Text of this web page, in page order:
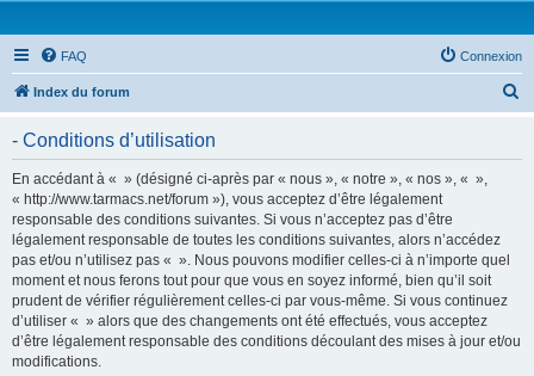
FAQ Connexion
Index du forum
- Conditions d’utilisation
En accédant à « » (désigné ci-après par « nous », « notre », « nos », « »,
« http://www.tarmacs.net/forum »), vous acceptez d’être légalement
responsable des conditions suivantes. Si vous n’acceptez pas d’être
légalement responsable de toutes les conditions suivantes, alors n’accédez
pas et/ou n’utilisez pas « ». Nous pouvons modifier celles-ci à n’importe quel
moment et nous ferons tout pour que vous en soyez informé, bien qu’il soit
prudent de vérifier régulièrement celles-ci par vous-même. Si vous continuez
d’utiliser « » alors que des changements ont été effectués, vous acceptez
d’être légalement responsable des conditions découlant des mises à jour et/ou
modifications.